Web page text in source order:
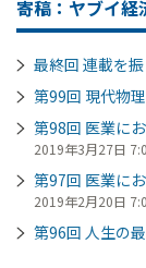
寄稿：ヤブイ
最終回 連載を
第99回 現代物
第98回 医業に
2019年3月27日
第97回 医業に
2019年2月20日
第96回 人生の